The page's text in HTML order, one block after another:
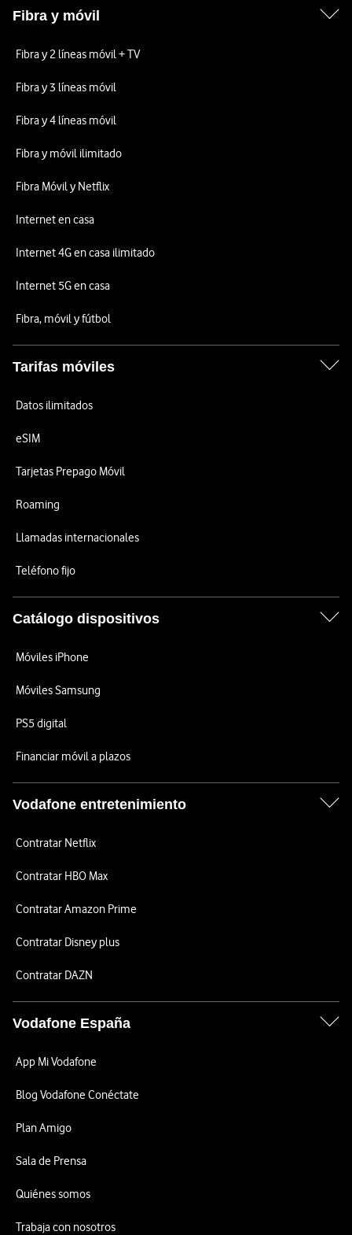
Fibra y móvil
Fibra y 2 líneas móvil + TV
Fibra y 3 líneas móvil
Fibra y 4 líneas móvil
Fibra y móvil ilimitado
Fibra Móvil y Netflix
Internet en casa
Internet 4G en casa ilimitado
Internet 5G en casa
Fibra, móvil y fútbol
Tarifas móviles
Datos ilimitados
eSIM
Tarjetas Prepago Móvil
Roaming
Llamadas internacionales
Teléfono fijo
Catálogo dispositivos
Móviles iPhone
Móviles Samsung
PS5 digital
Financiar móvil a plazos
Vodafone entretenimiento
Contratar Netflix
Contratar HBO Max
Contratar Amazon Prime
Contratar Disney plus
Contratar DAZN
Vodafone España
App Mi Vodafone
Blog Vodafone Conéctate
Plan Amigo
Sala de Prensa
Quiénes somos
Trabaja con nosotros